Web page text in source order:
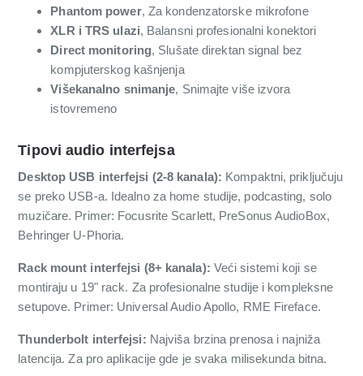
Phantom power, Za kondenzatorske mikrofone
XLR i TRS ulazi, Balansni profesionalni konektori
Direct monitoring, Slušate direktan signal bez
kompjuterskog kašnjenja
Višekanalno snimanje, Snimajte više izvora
istovremeno
Tipovi audio interfejsa
Desktop USB interfejsi (2-8 kanala): Kompaktni, priključuju
se preko USB-a. Idealno za home studije, podcasting, solo
muzičare. Primer: Focusrite Scarlett, PreSonus AudioBox,
Behringer U-Phoria.
Rack mount interfejsi (8+ kanala): Veći sistemi koji se
montiraju u 19" rack. Za profesionalne studije i kompleksne
setupove. Primer: Universal Audio Apollo, RME Fireface.
Thunderbolt interfejsi: Najviša brzina prenosa i najniža
latencija. Za pro aplikacije gde je svaka milisekunda bitna.